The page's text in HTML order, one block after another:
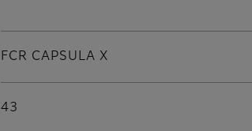
FCR CAPSULA X
43